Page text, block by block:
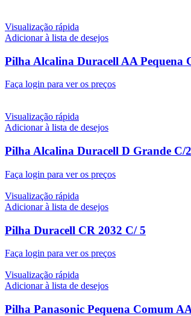
Visualização rápida
Adicionar à lista de desejos
Pilha Alcalina Duracell AA Pequena
Faça login para ver os preços
Visualização rápida
Adicionar à lista de desejos
Pilha Alcalina Duracell D Grande C/2
Faça login para ver os preços
Visualização rápida
Adicionar à lista de desejos
Pilha Duracell CR 2032 C/ 5
Faça login para ver os preços
Visualização rápida
Adicionar à lista de desejos
Pilha Panasonic Pequena Comum